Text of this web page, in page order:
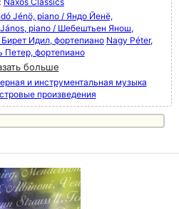
Jénö, piano / Яндо Йенё,
piano / Шебештьен Янош,
Идил, фортепиано Nagy Péter,
Петер, фортепиано
больше
и инструментальная музыка
произведения